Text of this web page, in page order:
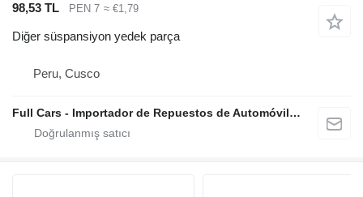
98,53 TL PEN 7 ≈ €1,79
Diğer süspansiyon yedek parça
Peru, Cusco
Full Cars - Importador de Repuestos de Automóviles al Por Mayor